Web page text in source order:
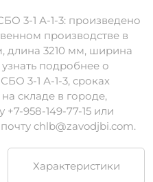
3-1 А-1-3: произведено
производстве в
длина 3210 мм, ширина
подробнее о
3-1 А-1-3, сроках
складе в городе,
958-149-77-15 или
chlb@zavodjbi.com.
Характеристики